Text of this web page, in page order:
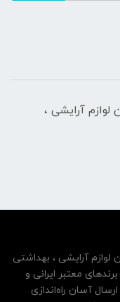
لوازم آرایشی ،
لوازم آرایشی ، بهداشتی
معتبر ایرانی و
آسان راه‌اندازی